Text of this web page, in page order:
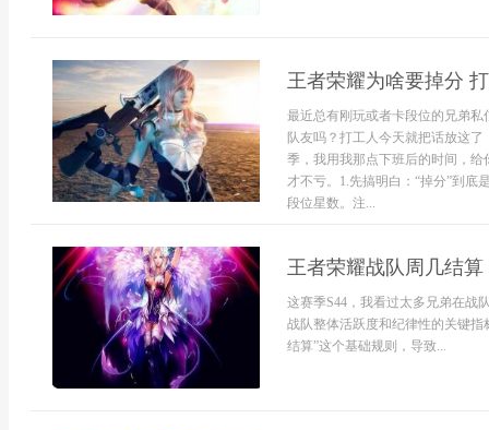
王者荣耀为啥要掉分
最近总有刚玩或者卡段位的兄弟
队友吗？打工人今天就把话放这
季，我用我那点下班后的时间，
才不亏。1.先搞明白：“掉分”到底
段位星数。注...
王者荣耀战队周几结
这赛季S44，我看过太多兄弟在战
战队整体活跃度和纪律性的关键
结算”这个基础规则，导致...